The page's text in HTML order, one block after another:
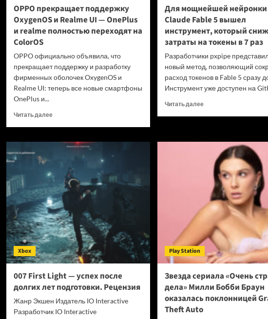
OPPO прекращает поддержку
OxygenOS и Realme UI — OnePlus
и realme полностью переходят на
ColorOS
OPPO официально объявила, что
прекращает поддержку и разработку
фирменных оболочек OxygenOS и
Realme UI: теперь все новые смартфоны
OnePlus и...
Читать далееПрочитать
OPPO
поддержку
OxygenOS
и
Realme
UI
—
OnePlus
и
realme
полностью
переходят
на
ColorOS
Для мощнейшей нейронки
Claude Fable 5 вышел
инструмент, который
затраты на токены в 7 раз
Разработчики pxpipe
новый метод, позволяющий
расход токенов в Fable 5 сразу
Инструмент уже доступен на
Читать далееПрочитать
нейронки
Claude
Fable
вышел
инструмент,
который
снижает
затраты
на
токены
7
Xbox
007 First Light — успех после
долгих лет подготовки. Рецензия
Жанр Экшен Издатель IO Interactive
Разработчик IO Interactive
Play Station
Звезда сериала «Очень
дела» Милли Бобби Браун
оказалась поклонницей
Theft Auto